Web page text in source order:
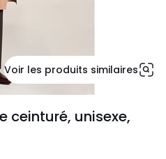
Voir les produits similaires
ceinturé, unisexe,